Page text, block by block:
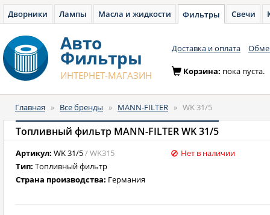
Дворники Лампы Масла и жидкости Фильтры Свечи
Авто
Фильтры
ИНТЕРНЕТ-МАГАЗИН
Доставка и оплата
Корзина: пока пуста.
Главная » Все бренды » MANN-FILTER » WK 31/5
Топливный фильтр MANN-FILTER WK 31/5
Артикул: WK 31/5/ WK315
Тип: Топливный фильтр
Страна производства: Германия
Нет в наличии